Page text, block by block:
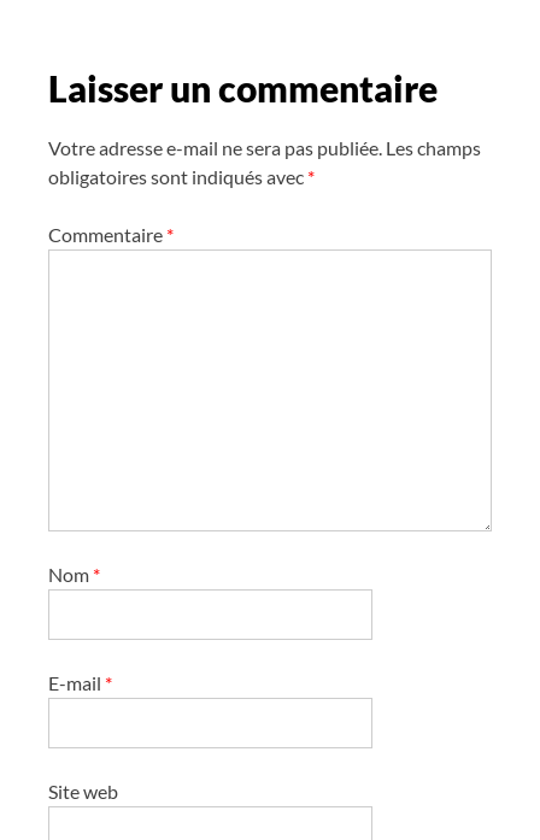
s
r
t
c
Laisser un commentaire
Votre adresse e-mail ne sera pas publiée. Les champs
obligatoires sont indiqués avec *
Commentaire *
Nom *
E-mail *
Site web